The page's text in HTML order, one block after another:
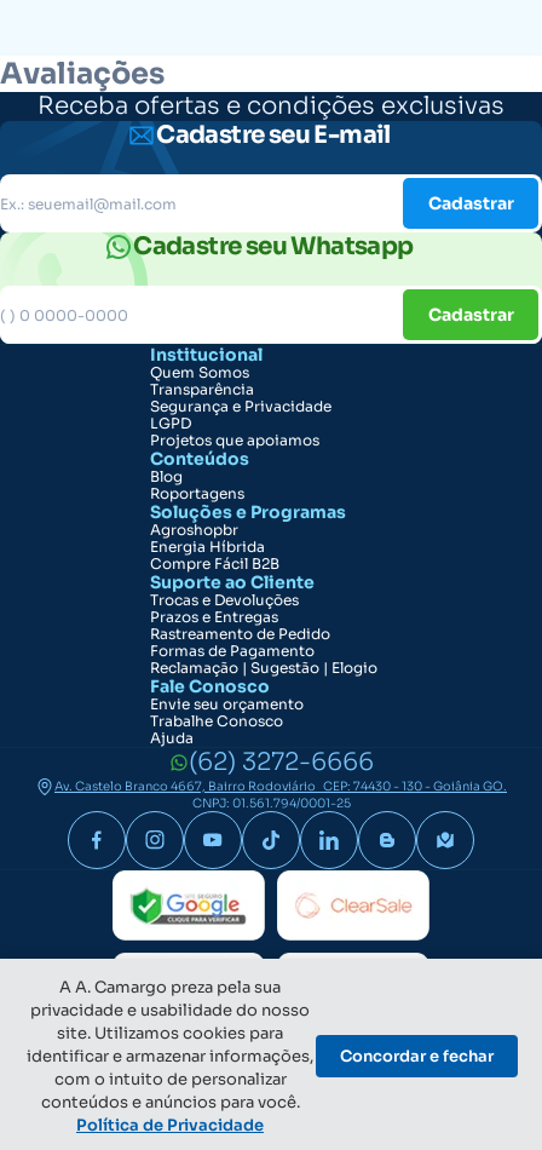
Avaliações
Receba ofertas e condições exclusivas
Cadastre seu E-mail
Cadastrar
Cadastre seu Whatsapp
Cadastrar
Institucional
Quem Somos
Transparência
Segurança e Privacidade
LGPD
Projetos que apoiamos
Conteúdos
Blog
Roportagens
Soluções e Programas
Agroshopbr
Energia Híbrida
Compre Fácil B2B
Suporte ao Cliente
Trocas e Devoluções
Prazos e Entregas
Rastreamento de Pedido
Formas de Pagamento
Reclamação | Sugestão | Elogio
Fale Conosco
Envie seu orçamento
Trabalhe Conosco
Ajuda
(62) 3272-6666
Av. Castelo Branco 4667, Bairro Rodoviário CEP: 74430 - 130 - Goiânia GO.
CNPJ: 01.561.794/0001-25
A A. Camargo preza pela sua
privacidade e usabilidade do nosso
site. Utilizamos cookies para
identificar e armazenar informações,
com o intuito de personalizar
conteúdos e anúncios para você.
Política de Privacidade
Concordar e fechar